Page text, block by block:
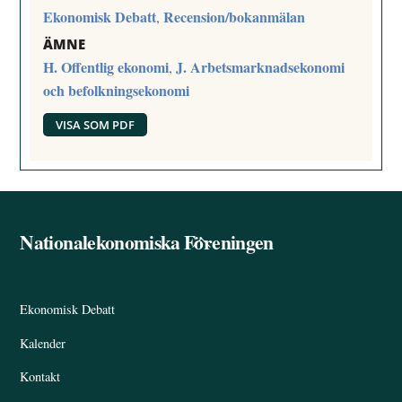
Ekonomisk Debatt,Recension/bokanmälan
ÄMNE
H. Offentlig ekonomi,J. Arbetsmarknadsekonomi
och befolkningsekonomi
VISA SOM PDF
Back
Nationalekonomiska Föreningen
Ekonomisk Debatt
Kalender
Kontakt